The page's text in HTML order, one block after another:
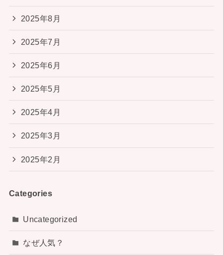
2025年8月
2025年7月
2025年6月
2025年5月
2025年4月
2025年3月
2025年2月
Categories
Uncategorized
なぜ人気？